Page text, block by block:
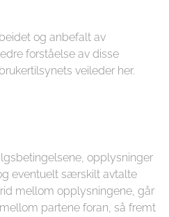
og anbefalt av
forståelse av disse
veileder her.
opplysninger
eventuelt særskilt avtalte
mellom opplysningene, går
partene foran, så fremt